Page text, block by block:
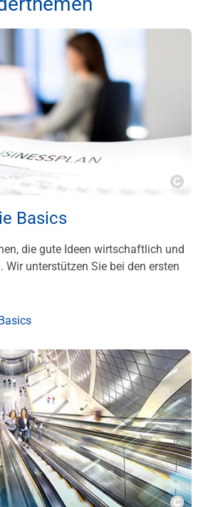
Basics
die gute Ideen wirtschaftlich und
unterstützen Sie bei den ersten